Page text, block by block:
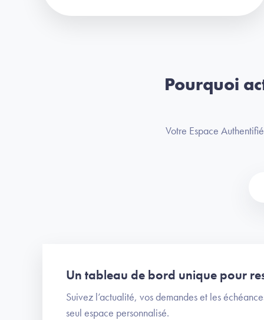
Pourquoi
Votre Espace
Un tableau de bord unique pour
Suivez l’actualité, vos demandes et les
seul espace personnalisé.